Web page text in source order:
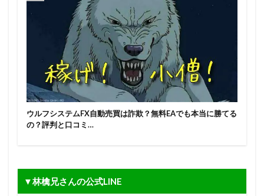
ウルフシステムFX自動売買は詐欺？無料EAでも本当に勝てる
の？評判と口コミ…
▼林檎兄さんの公式LINE